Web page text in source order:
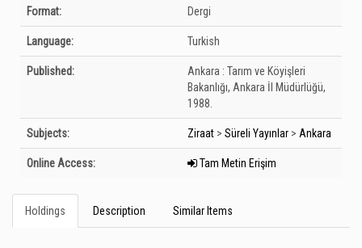
Bibliographic Details
Format: Dergi
Language: Turkish
Published: Ankara : Tarım ve Köyişleri
Bakanlığı, Ankara İl Müdürlüğü,
1988.
Subjects: Ziraat > Süreli Yayınlar > Ankara
Online Access: Tam Metin Erişim
Holdings Description Similar Items